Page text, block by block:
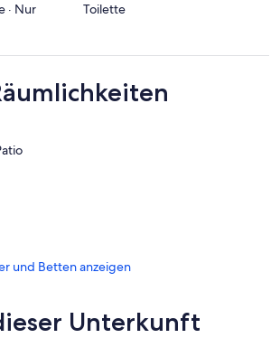
· Nur
Toilette
und Betten anzeigen
Unterkunft